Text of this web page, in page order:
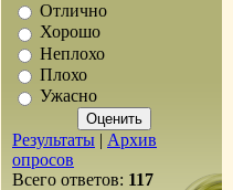
Отлично
Хорошо
Неплохо
Плохо
Ужасно
Результаты | Архив
опросов
Всего ответов: 117